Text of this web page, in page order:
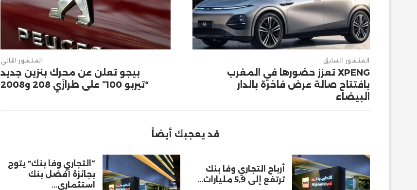
المنشور السابق
XPENG تعزز حضورها في المغرب
بافتتاح صالة عرض فاخرة بالدار
البيضاء
المنشور التالي
بيجو تعلن عن محرك بنزين جديد
“تيربو 100” على طرازَي 208 و2008
قد يعجبك أيضاً
أرباح التجاري وفا بنك
ترتفع إلى 5,9 مليارات...
“التجاري وفا بنك” يتوج
بجائزة أفضل بنك
استثماري...